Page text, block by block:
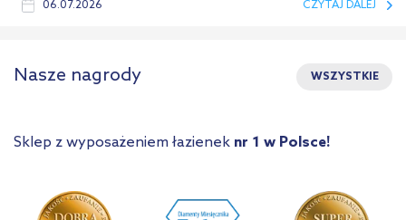
06.07.2026 CZYTAJ DALEJ
Nasze nagrody WSZYSTKIE
Sklep z wyposażeniem łazienek nr 1 w Polsce!